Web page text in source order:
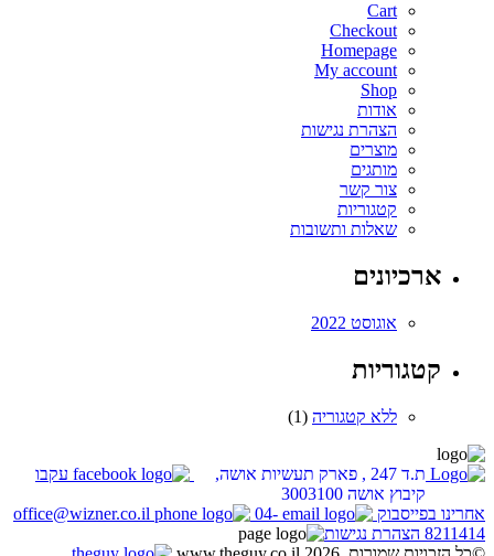
Cart
Checkout
Homepage
My account
Shop
אודות
הצהרת נגישות
מוצרים
מותגים
צור קשר
קטגוריות
שאלות ותשובות
ארכיונים
אוגוסט 2022
קטגוריות
ללא קטגוריה (1)
ת.ד 247 , פארק תעשיות אושה,
קיבוץ אושה 3003100
עקבו
אחרינו בפייסבוק office@wizner.co.il
04-
8211414 הצהרת נגישות